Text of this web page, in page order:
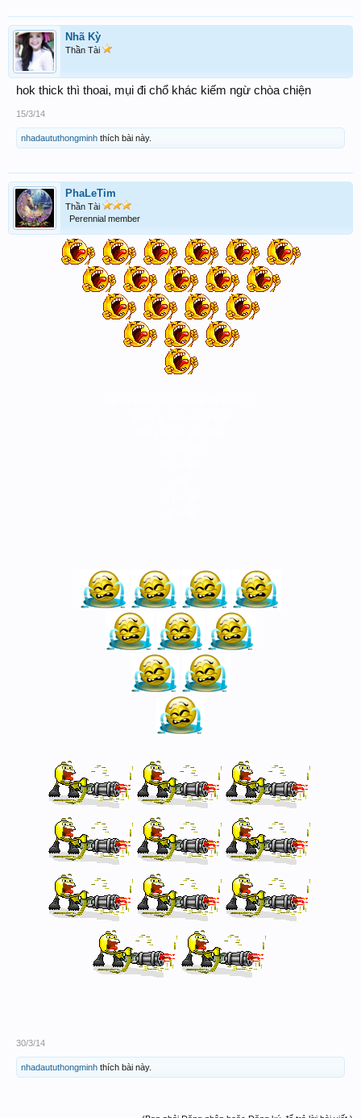
Nhã Kỳ
Thần Tài
hok thick thì thoai, mụi đi chổ khác kiếm ngừ chòa chiện
15/3/14
nhadaututhongminh thích bài này.
PhaLeTim
Thần Tài
Perennial member
30/3/14
nhadaututhongminh thích bài này.